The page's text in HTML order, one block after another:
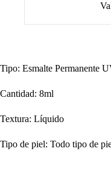
Tipo: Esmalte Permanente
Cantidad: 8ml
Textura: Líquido
Tipo de piel: Todo tipo de